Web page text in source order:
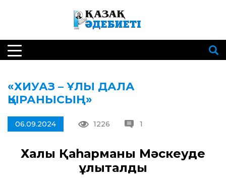
«ХИУАЗ – ҰЛЫ ДАЛА
ҚЫРАНЫСЫҢ»
06.09.2024 1226 1
Халық Қаһарманы Мәскеуде
ұлықталды